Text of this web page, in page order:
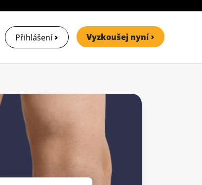
Přihlášení Vyzkoušej nyní